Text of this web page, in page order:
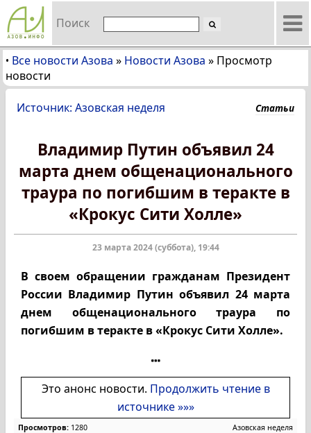
Поиск
• Все новости Азова » Новости Азова » Просмотр
новости
Источник: Азовская неделя Статьи
Владимир Путин объявил 24
марта днем общенационального
траура по погибшим в теракте в
«Крокус Сити Холле»
23 марта 2024 (суббота), 19:44
В своем обращении гражданам Президент
России Владимир Путин объявил 24 марта
днем общенационального траура по
погибшим в теракте в «Крокус Сити Холле».
Это анонс новости. Продолжить чтение в
источнике »»»
Просмотров: 1280 Азовская неделя